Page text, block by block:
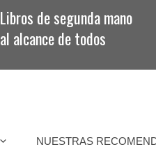
Libros de segunda mano
al alcance de todos
NUESTRAS